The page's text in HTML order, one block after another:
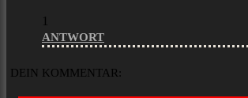
1
ANTWORT
DEIN KOMMENTAR: